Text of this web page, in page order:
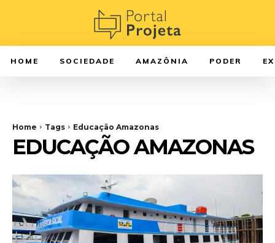
HOME SOCIEDADE AMAZÔNIA PODER
Home Tags Educação Amazonas
EDUCAÇÃO AMAZONAS